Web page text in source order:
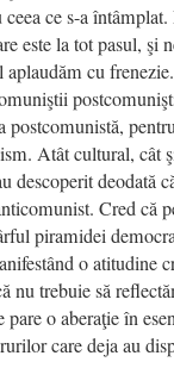
ce s-a
este la tot pasul, şi
cu frenezie.
Atât cultural, cât
descoperit deodată
Cred că
piramidei
o atitudine
nu trebuie să
o aberaţie în
care deja au